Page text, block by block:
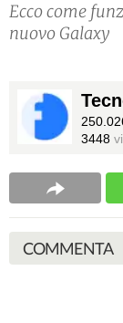
Ecco come
nuovo Galaxy
3448
COMMENTA